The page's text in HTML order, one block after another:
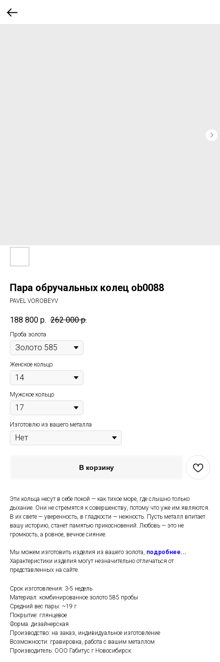
Пара обручальных колец ob0088
PAVEL VOROBEYV
188 800 р. 262 000 р.
Проба золота
Женское кольцо
Мужское кольцо
Изготовлю из вашего металла
В корзину
Эти кольца несут в себе покой — как тихое море, где слышно только
дыхание. Они не стремятся к совершенству, потому что уже им являются.
В их свете — уверенность, в гладкости — нежность. Пусть металл впитает
вашу историю, станет памятью прикосновений. Любовь — это не
громкость, а ровное, вечное сияние.
Мы можем изготовить изделия из вашего золота, подробнее...
Характеристики изделия могут незначительно отличаться от
представленных на сайте.
Срок изготовления: 3-5 недель
Материал: комбинированное золото 585 пробы
Средний вес пары: ~19 г
Покрытие: глянцевое
Форма: дизайнерская
Производство: на заказ, индивидуальное изготовление
Возможности: гравировка, работа с вашим металлом
Производитель: ООО Габитус г Новосибирск